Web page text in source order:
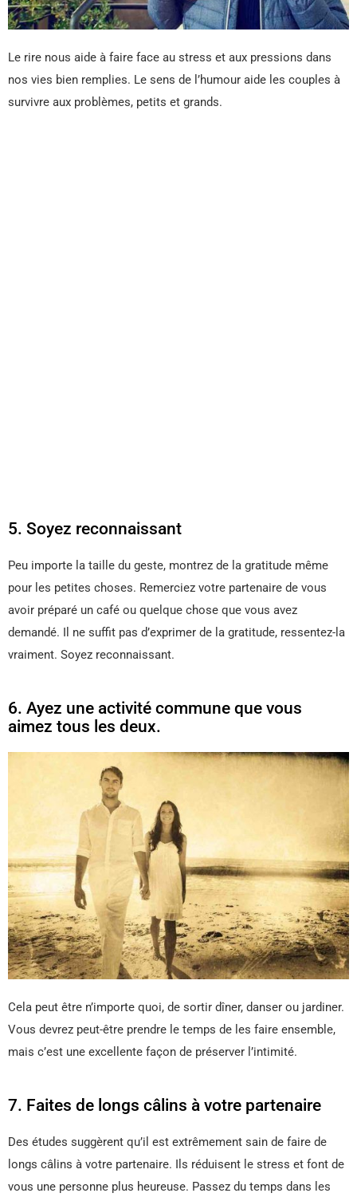
Le rire nous aide à faire face au stress et aux pressions dans
nos vies bien remplies. Le sens de l’humour aide les couples à
survivre aux problèmes, petits et grands.
5. Soyez reconnaissant
Peu importe la taille du geste, montrez de la gratitude même
pour les petites choses. Remerciez votre partenaire de vous
avoir préparé un café ou quelque chose que vous avez
demandé. Il ne suffit pas d’exprimer de la gratitude, ressentez-la
vraiment. Soyez reconnaissant.
6. Ayez une activité commune que vous
aimez tous les deux.
Cela peut être n’importe quoi, de sortir dîner, danser ou jardiner.
Vous devrez peut-être prendre le temps de les faire ensemble,
mais c’est une excellente façon de préserver l’intimité.
7. Faites de longs câlins à votre partenaire
Des études suggèrent qu’il est extrêmement sain de faire de
longs câlins à votre partenaire. Ils réduisent le stress et font de
vous une personne plus heureuse. Passez du temps dans les